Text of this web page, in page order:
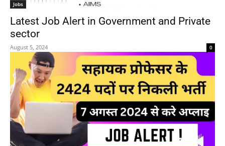
Jobs
Latest Job Alert in Government and Private
sector
August 5, 2024 0